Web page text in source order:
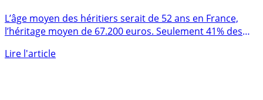
optimiser leur succession
l’héritage moyen de 67.200 euros. Seulement 41% des